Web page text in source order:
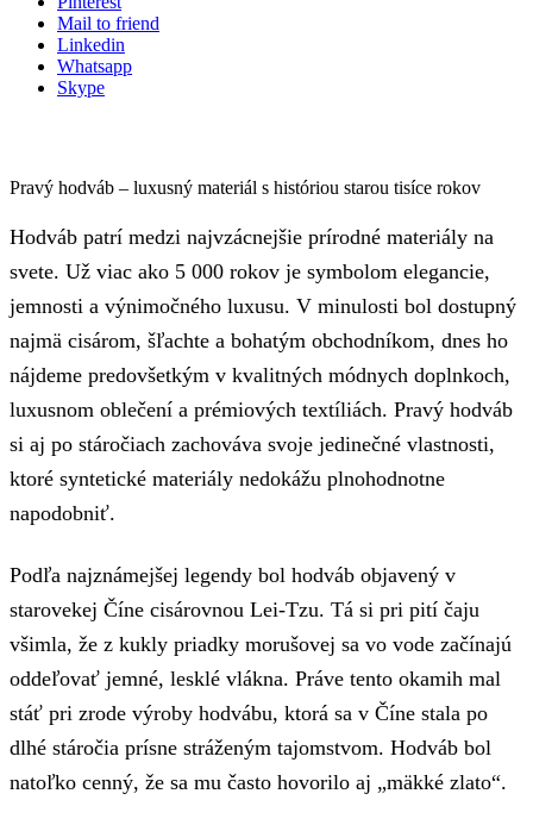
Mail to friend
Linkedin
Whatsapp
Skype
Pravý hodváb – luxusný materiál s históriou starou tisíce rokov
Hodváb patrí medzi najvzácnejšie prírodné materiály na
svete. Už viac ako 5 000 rokov je symbolom elegancie,
jemnosti a výnimočného luxusu. V minulosti bol dostupný
najmä cisárom, šľachte a bohatým obchodníkom, dnes ho
nájdeme predovšetkým v kvalitných módnych doplnkoch,
luxusnom oblečení a prémiových textíliách. Pravý hodváb
si aj po stáročiach zachováva svoje jedinečné vlastnosti,
ktoré syntetické materiály nedokážu plnohodnotne
napodobniť.
Podľa najznámejšej legendy bol hodváb objavený v
starovekej Číne cisárovnou Lei-Tzu. Tá si pri pití čaju
všimla, že z kukly priadky morušovej sa vo vode začínajú
oddeľovať jemné, lesklé vlákna. Práve tento okamih mal
stáť pri zrode výroby hodvábu, ktorá sa v Číne stala po
dlhé stáročia prísne stráženým tajomstvom. Hodváb bol
natoľko cenný, že sa mu často hovorilo aj „mäkké zlato“.